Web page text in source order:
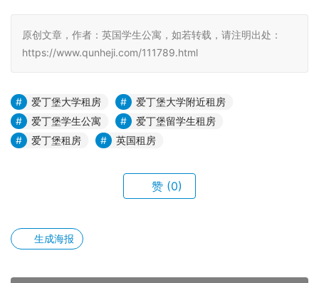
原创文章，作者：英国学生公寓，如若转载，请注明出处：
https://www.qunheji.com/111789.html
爱丁堡大学租房
爱丁堡大学附近租房
爱丁堡学生公寓
爱丁堡留学生租房
爱丁堡租房
英国租房
赞 (0)
生成海报